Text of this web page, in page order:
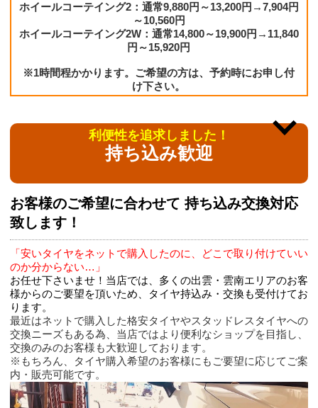
ホイールコーテイング2：通常9,880円～13,200円→7,904円
～10,560円
ホイールコーテイング2W：通常14,800～19,900円→11,840
円～15,920円
※1時間程かかります。ご希望の方は、予約時にお申し付
け下さい。
利便性を追求しました！
持ち込み歓迎
お客様のご希望に合わせて 持ち込み交換対応
致します！
「安いタイヤをネットで購入したのに、どこで取り付けていい
のか分からない…」
お任せ下さいませ！当店では、多くの出雲・雲南エリアのお客
様からのご要望を頂いため、タイヤ持込み・交換も受付けてお
ります。
最近はネットで購入した格安タイヤやスタッドレスタイヤへの
交換ニーズもある為、当店ではより便利なショップを目指し、
交換のみのお客様も大歓迎しております。
※もちろん、タイヤ購入希望のお客様にもご要望に応じてご案
内・販売可能です。